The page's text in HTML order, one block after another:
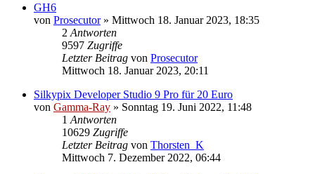
GH6
von Prosecutor» Mittwoch 18. Januar 2023, 18:35
2 Antworten
9597 Zugriffe
Letzter Beitrag von Prosecutor
Mittwoch 18. Januar 2023, 20:11
Silkypix Developer Studio 9 Pro für 20 Euro
von Gamma-Ray » Sonntag 19. Juni 2022, 11:48
1 Antworten
10629 Zugriffe
Letzter Beitrag von Thorsten_K
Mittwoch 7. Dezember 2022, 06:44